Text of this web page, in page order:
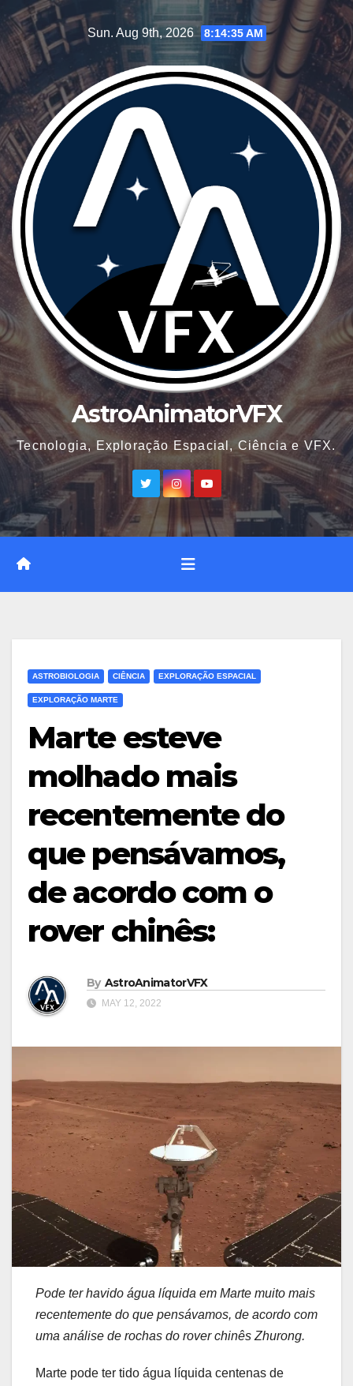
Skip
to
content
Sun. Aug 9th, 2026 8:14:37 AM
AstroAnimatorVFX
Tecnologia, Exploração Espacial, Ciência e VFX.
ASTROBIOLOGIA CIÊNCIA EXPLORAÇÃO ESPACIAL
EXPLORAÇÃO MARTE
Marte esteve
molhado mais
recentemente do
que pensávamos,
de acordo com o
rover chinês:
By AstroAnimatorVFX
MAY 12, 2022
Pode ter havido água líquida em Marte muito mais
recentemente do que pensávamos, de acordo com
uma análise de rochas do rover chinês Zhurong.
Marte pode ter tido água líquida centenas de